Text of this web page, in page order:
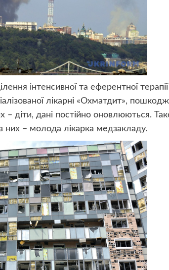
інтенсивної та еферентної
лікарні «Охматдит»,
діти, дані постійно оновлюються.
них – молода лікарка медзакладу.